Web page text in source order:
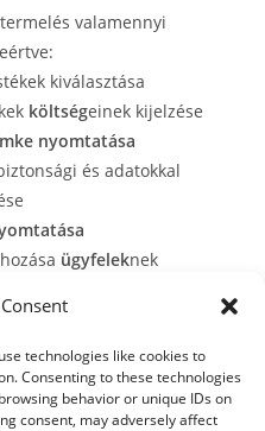
technologies like cookies to
Consenting to these technologies
behavior or unique IDs on
consent, may adversely affect
valamennyi
kiválasztása
költségeinek kijelzése
nyomtatása
és adatokkal
ügyfeleknek